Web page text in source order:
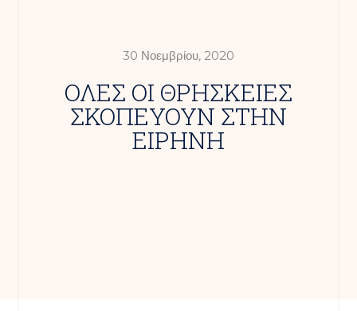
30 Νοεμβρίου, 2020
ΟΛΕΣ ΟΙ ΘΡΗΣΚΕΙΕΣ
ΣΚΟΠΕΥΟΥΝ ΣΤΗΝ
ΕΙΡΗΝΗ